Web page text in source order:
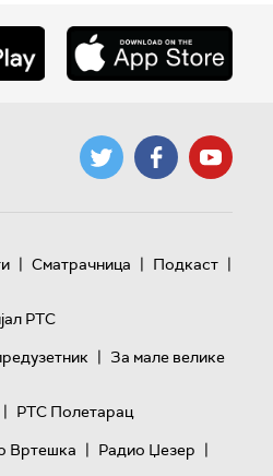
| Сматрачница | Подкаст |
РТС
| За мале велике
| РТС Полетарац
Вртешка | Радио Џезер |